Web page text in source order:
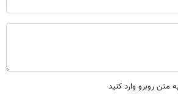
متن روبرو وارد کنید